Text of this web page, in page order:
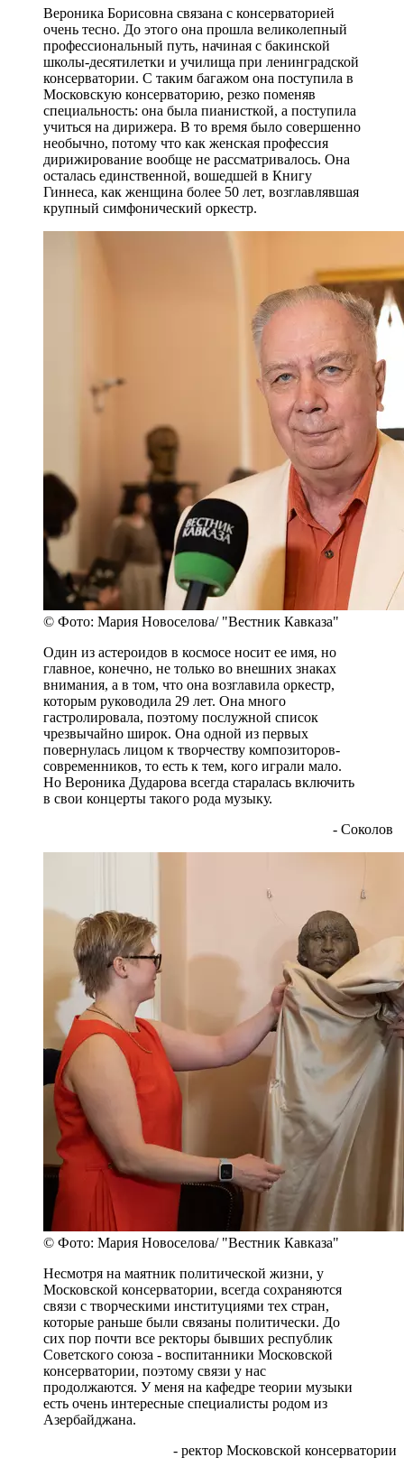
Вероника Борисовна связана с консерваторией
очень тесно. До этого она прошла великолепный
профессиональный путь, начиная с бакинской
школы-десятилетки и училища при ленинградской
консерватории. С таким багажом она поступила в
Московскую консерваторию, резко поменяв
специальность: она была пианисткой, а поступила
учиться на дирижера. В то время было совершенно
необычно, потому что как женская профессия
дирижирование вообще не рассматривалось. Она
осталась единственной, вошедшей в Книгу
Гиннеса, как женщина более 50 лет, возглавлявшая
крупный симфонический оркестр.
© Фото: Мария Новоселова/ "Вестник Кавказа"
Один из астероидов в космосе носит ее имя, но
главное, конечно, не только во внешних знаках
внимания, а в том, что она возглавила оркестр,
которым руководила 29 лет. Она много
гастролировала, поэтому послужной список
чрезвычайно широк. Она одной из первых
повернулась лицом к творчеству композиторов-
современников, то есть к тем, кого играли мало.
Но Вероника Дударова всегда старалась включить
в свои концерты такого рода музыку.
- Соколов
© Фото: Мария Новоселова/ "Вестник Кавказа"
Несмотря на маятник политической жизни, у
Московской консерватории, всегда сохраняются
связи с творческими институциями тех стран,
которые раньше были связаны политически. До
сих пор почти все ректоры бывших республик
Советского союза - воспитанники Московской
консерватории, поэтому связи у нас
продолжаются. У меня на кафедре теории музыки
есть очень интересные специалисты родом из
Азербайджана.
- ректор Московской консерватории